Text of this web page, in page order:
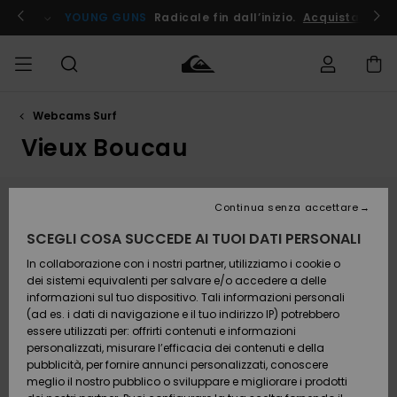
contenuto
! YOUNG GUNS Radicale fin dall’inizio. Acquista Ora
UOMO
Accessori
Calzature
e
infradito
Surf /
Acqua
Accessori
Calzature
e
infradito
Surf /
Acqua
Nuovi
Da
Scoprire
Snow
SURF
Uomo
Highlights
Comunità
SNOW
Shop
Uomo
Shop
Snow
Shop
Donna
OUTLET
Uomo
Outlet
Donna
Pagamento
Buono regalo
Quiksilver
Freedom
Webcams Surf
Vieux Boucau
Situato nel cuore delle Landes, lo spot di Vieux-
Boucau è rinomato per la qualità delle sue secche,
spesso modellate dalla foce del Courant de Soustons.
Questo beach break landese offre onde potenti e
cangianti, capaci di regalare solide sezioni di tubi
quando lo swell incontra un vento offshore da est.
Come in tutta la Côte d’Argent, la conformazione
delle "baïnes" si evolve con le tempeste, rendendo lo
spot tanto tecnico quanto emozionante. Un controllo
sulla nostra webcam di Vieux-Boucau è essenziale
SCEGLI COSA SUCCEDE AI TUOI DATI PERSONALI
In collaborazione con i nostri partner, utilizziamo i cookie o
dei sistemi equivalenti per salvare e/o accedere a delle
informazioni sul tuo dispositivo. Tali informazioni personali
(ad es. i dati di navigazione e il tuo indirizzo IP) potrebbero
essere utilizzati per: offrirti contenuti e informazioni
personalizzati, misurare l’efficacia dei contenuti e della
pubblicità, per fornire annunci personalizzati, conoscere
meglio il nostro pubblico o sviluppare e migliorare i prodotti
Continua senza accettare